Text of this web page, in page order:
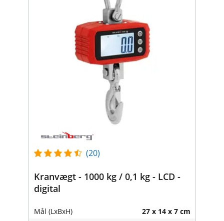
(20)
Kranvægt - 1000 kg / 0,1 kg - LCD -
digital
Mål (LxBxH) 27 x 14 x 7 cm